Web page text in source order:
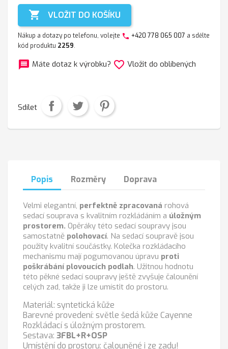
 VLOŽIT DO KOŠÍKU
Nákup a dotazy po telefonu, volejte phone +420 778 065 007 a sdělte
kód produktu 2259.
message Máte dotaz k výrobku? favorite_border Vložit do oblíbených
Sdílet
Popis Rozměry Doprava
Velmi elegantní, perfektně zpracovaná rohová
sedací souprava s kvalitním rozkládáním a úložným
prostorem. Opěráky této sedací soupravy jsou
samostatně polohovací. Na sedací soupravě jsou
použity kvalitní součástky. Kolečka rozkládacího
mechanismu mají pogumovanou úpravu proti
poškrábání plovoucích podlah. Užitnou hodnotu
této pěkné sedací soupravy ještě zvyšuje čalounění
celých zad, takže ji lze umístit do prostoru.
Materiál: syntetická kůže
Barevné provedení: světle šedá kůže Cayenne
Rozkládací s úložným prostorem.
Sestava: 3FBL+R+OSP
Umístění do prostoru: čalouněné i ze zadu!